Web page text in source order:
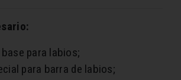
para labios;
para barra de labios;